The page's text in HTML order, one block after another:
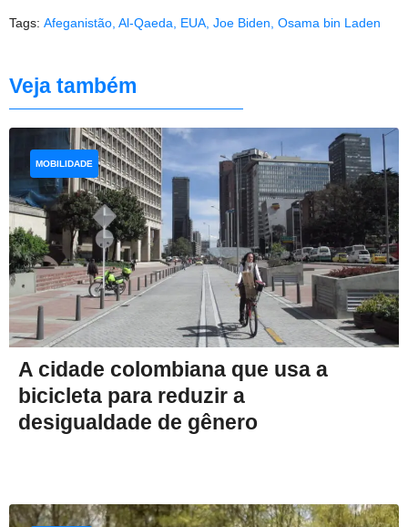
Tags: Afeganistão, Al-Qaeda, EUA, Joe Biden, Osama bin Laden
Veja também
A cidade colombiana que usa a
bicicleta para reduzir a
desigualdade de gênero
MOBILIDADE